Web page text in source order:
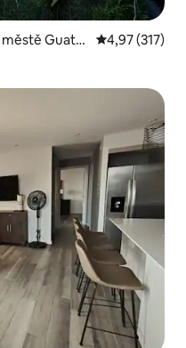
Guate
Průměrné
4,97 (317)